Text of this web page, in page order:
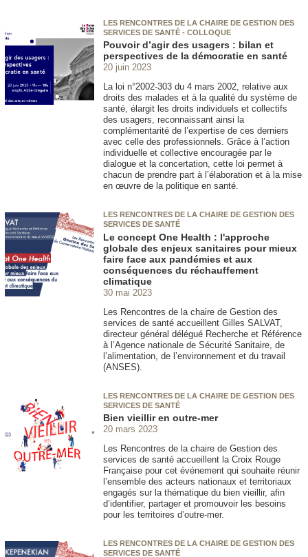
LES RENCONTRES DE LA CHAIRE DE GESTION DES
SERVICES DE SANTÉ - COLLOQUE
Pouvoir d’agir des usagers : bilan et
perspectives de la démocratie en santé
20 juin 2023
La loi n°2002-303 du 4 mars 2002, relative aux
droits des malades et à la qualité du système de
santé, élargit les droits individuels et collectifs
des usagers, reconnaissant ainsi la
complémentarité de l’expertise de ces derniers
avec celle des professionnels. Grâce à l’action
individuelle et collective encouragée par le
dialogue et la concertation, cette loi permet à
chacun de prendre part à l’élaboration et à la mise
en œuvre de la politique en santé.
LES RENCONTRES DE LA CHAIRE DE GESTION DES
SERVICES DE SANTÉ
Le concept One Health : l'approche
globale des enjeux sanitaires pour mieux
faire face aux pandémies et aux
conséquences du réchauffement
climatique
30 mai 2023
Les Rencontres de la chaire de Gestion des
services de santé accueillent Gilles SALVAT,
directeur général délégué Recherche et Référence
à l’Agence nationale de Sécurité Sanitaire, de
l’alimentation, de l’environnement et du travail
(ANSES).
LES RENCONTRES DE LA CHAIRE DE GESTION DES
SERVICES DE SANTÉ
Bien vieillir en outre-mer
20 mars 2023
Les Rencontres de la chaire de Gestion des
services de santé accueillent la Croix Rouge
Française pour cet événement qui souhaite réunir
l’ensemble des acteurs nationaux et territoriaux
engagés sur la thématique du bien vieillir, afin
d’identifier, partager et promouvoir les besoins
pour les territoires d’outre-mer.
LES RENCONTRES DE LA CHAIRE DE GESTION DES
SERVICES DE SANTÉ